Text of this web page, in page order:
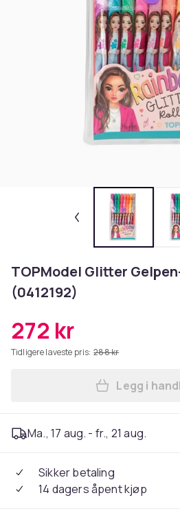
TOPModel Glitter
(0412192)
272 kr
Tidligere laveste pris: 288 kr
Legg i
Ma., 17 aug. - fr., 21 aug.
Sikker betaling
14 dagers åpent kjøp